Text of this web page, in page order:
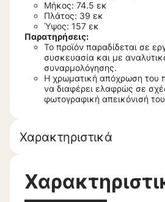
Μήκος: 74.5 εκ
Πλάτος: 39 εκ
Ύψος: 157 εκ
Παρατηρήσεις:
Το προϊόν παραδίδεται σε
συσκευασία και με
συναρμολόγησης.
Η χρωματική απόχρωση του
να διαφέρει ελαφρώς σε
φωτογραφική απεικόνισή
Χαρακτηριστικά